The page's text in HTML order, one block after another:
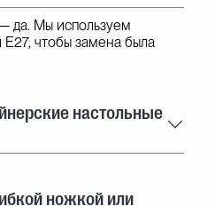
да. Мы используем
E27, чтобы замена была
настольные
ножкой или